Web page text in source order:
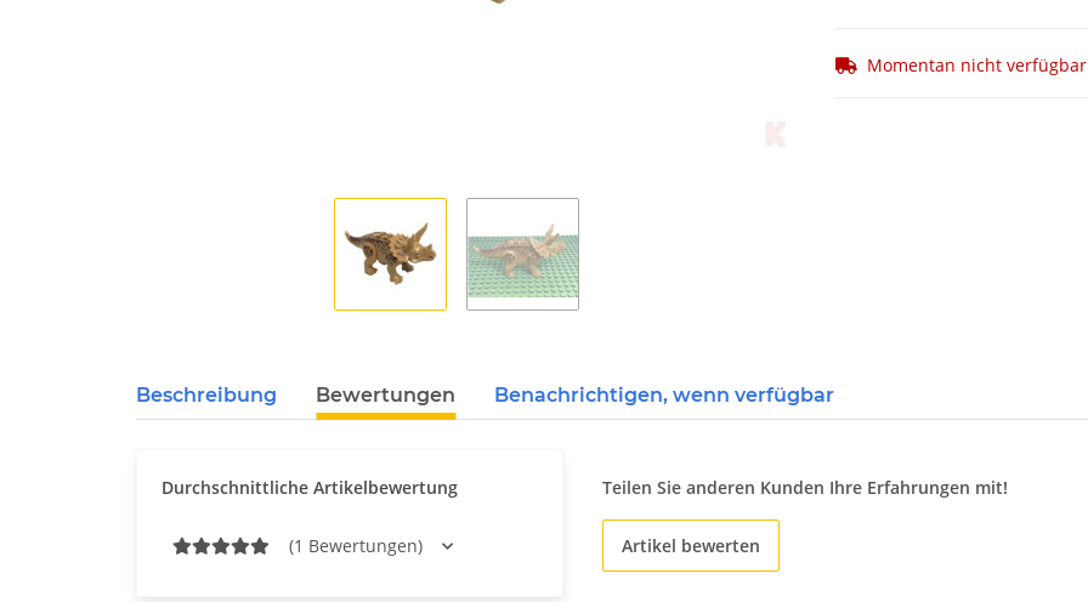
Momentan nicht verfügbar
Beschreibung Bewertungen Benachrichtigen, wenn verfügbar
Durchschnittliche Artikelbewertung
(1 Bewertungen)
Teilen Sie anderen Kunden Ihre Erfahrungen mit!
Artikel bewerten